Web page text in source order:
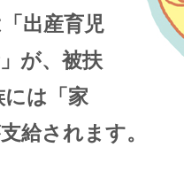
出産育児
が、被扶
は「家
給されます。